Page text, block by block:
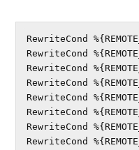
RewriteCond
RewriteCond
RewriteCond
RewriteCond
RewriteCond
RewriteCond
RewriteCond
RewriteCond